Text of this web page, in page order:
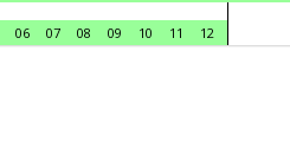
06 07 08 09 10 11 12